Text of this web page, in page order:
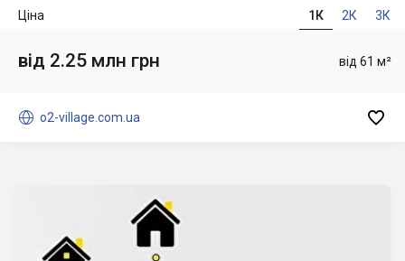
1К 2К 3К
Ціна
від 61 м²
від 2.25 млн грн
 o2-village.com.ua 